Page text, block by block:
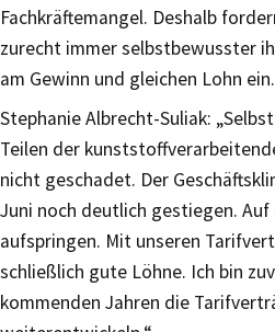
Fachkräftemangel. Deshalb
zurecht immer selbstbewusster
am Gewinn und gleichen Lohn ein.
Stephanie Albrecht-Suliak:
Teilen der
nicht geschadet. Der
Juni noch deutlich gestiegen.
aufspringen. Mit unseren
schließlich gute Löhne. Ich bin
kommenden Jahren die